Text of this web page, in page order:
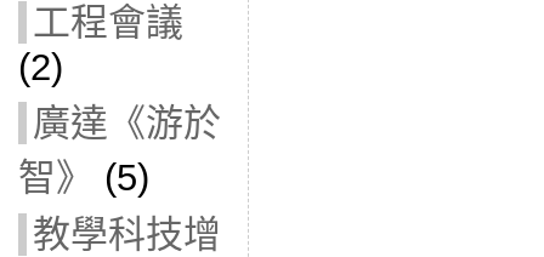
工程會議
(2)
廣達《游於
智》
(5)
教學科技增